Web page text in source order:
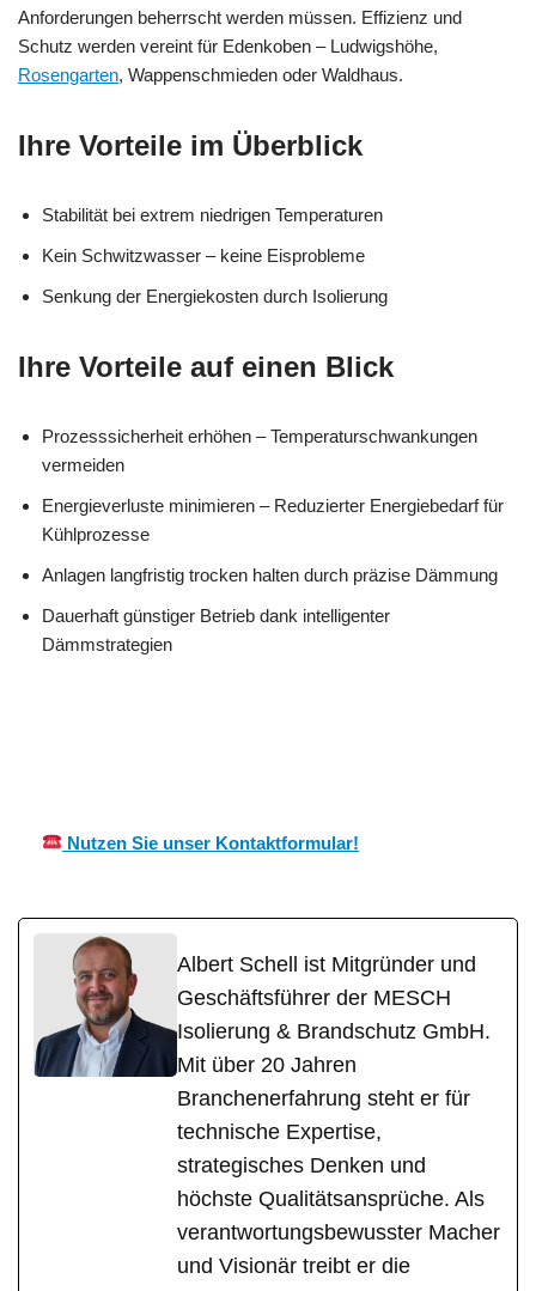
Anforderungen beherrscht werden müssen. Effizienz und
Schutz werden vereint für Edenkoben – Ludwigshöhe,
Rosengarten, Wappenschmieden oder Waldhaus.
Ihre Vorteile im Überblick
Stabilität bei extrem niedrigen Temperaturen
Kein Schwitzwasser – keine Eisprobleme
Senkung der Energiekosten durch Isolierung
Ihre Vorteile auf einen Blick
Prozesssicherheit erhöhen – Temperaturschwankungen
vermeiden
Energieverluste minimieren – Reduzierter Energiebedarf für
Kühlprozesse
Anlagen langfristig trocken halten durch präzise Dämmung
Dauerhaft günstiger Betrieb dank intelligenter
Dämmstrategien
Nutzen Sie unser Kontaktformular!
Albert Schell ist Mitgründer und
Geschäftsführer der MESCH
Isolierung & Brandschutz GmbH.
Mit über 20 Jahren
Branchenerfahrung steht er für
technische Expertise,
strategisches Denken und
höchste Qualitätsansprüche. Als
verantwortungsbewusster Macher
und Visionär treibt er die